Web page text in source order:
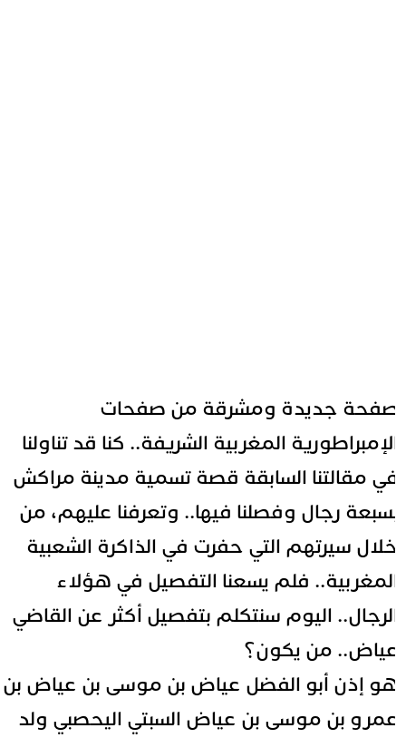
جديدة ومشرقة من صفحات
المغربية الشريفة.. كنا قد تناولنا
مقالتنا السابقة قصة تسمية مدينة مراكش
رجال وفصلنا فيها.. وتعرفنا عليهم، من
سيرتهم التي حفرت في الذاكرة الشعبية
فلم يسعنا التفصيل في هؤلاء
اليوم سنتكلم بتفصيل أكثر عن القاضي
من يكون؟
إذن أبو الفضل عياض بن موسى بن عياض بن
بن موسى بن عياض السبتي اليحصبي ولد